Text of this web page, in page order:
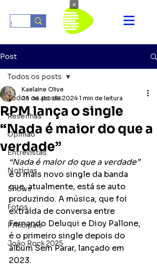
Post
Todos os posts
Resenhas
Opinião
Entrevistas
Notícias
Shows
Fotos
Principais
João Rock 2025
Todos os posts
RPM lança o single
“Nada é maior do que a
verdade”
Kaelaine Olive
26 de abr. de 2024 1 min de leitura
“Nada é maior do que a verdade”
é o mais novo single da banda
que, atualmente, está se auto
produzindo. A música, que foi
extraída de conversa entre
Fernando Deluqui e Dioy Pallone,
é o primeiro single depois do
álbum Sem Parar, lançado em
2023.
×